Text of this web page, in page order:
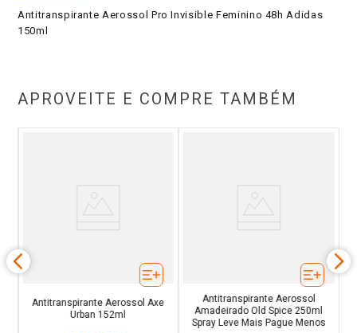
Antitranspirante Aerossol Pro Invisible Feminino 48h Adidas
150ml
APROVEITE E COMPRE TAMBÉM
Antitranspirante Aerossol Axe
Urban 152ml
Antitranspirante Aerossol
Amadeirado Old Spice 250ml
Spray Leve Mais Pague Menos